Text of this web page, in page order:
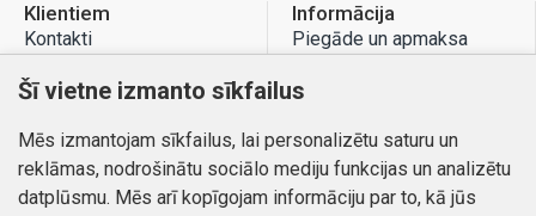
Klientiem
Kontakti
Preču atgriešana
Mans profils
Pasūtījumi
Informācija
Piegāde un apmaksa
Atteikuma tiesības
Kontakti
Šī vietne izmanto sīkfailus
Mēs izmantojam sīkfailus, lai personalizētu saturu un
reklāmas, nodrošinātu sociālo mediju funkcijas un analizētu
datplūsmu. Mēs arī kopīgojam informāciju par to, kā jūs